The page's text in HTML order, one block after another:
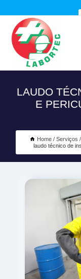
LAUDO
E
Home Serviços
laudo técnico de